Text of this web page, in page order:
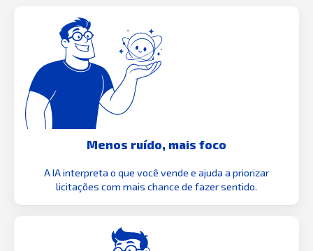
Menos ruído, mais foco
A IA interpreta o que você vende e ajuda a priorizar
licitações com mais chance de fazer sentido.